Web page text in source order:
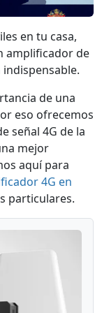
en tu casa,
amplificador de
de una
eso ofrecemos
señal 4G de la
mejor
aquí para
4G en
particulares.